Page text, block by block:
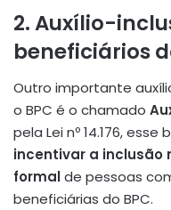
2.Auxílio-
beneficiários
Outro importante
o BPC é o chamado
pela Lei nº 14.176,
incentivar a inclusão
formalde pessoas
beneficiárias do BPC.